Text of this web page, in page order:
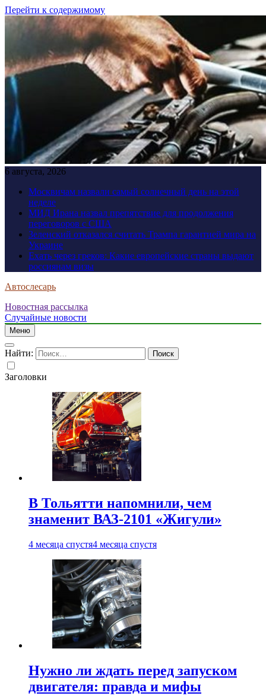
Перейти к содержимому
6 августа, 2026
Москвичам назвали самый солнечный день на этой
неделе
МИД Ирана назвал препятствие для продолжения
переговоров с США
Зеленский отказался считать Трампа гарантией мира на
Украине
Ехать через греков: Какие европейские страны выдают
россиянам визы
Автослесарь
Новостная рассылка
Случайные новости
Меню
Найти:
Заголовки
В Тольятти напомнили, чем
знаменит ВАЗ-2101 «Жигули»
4 месяца спустя4 месяца спустя
Нужно ли ждать перед запуском
двигателя: правда и мифы